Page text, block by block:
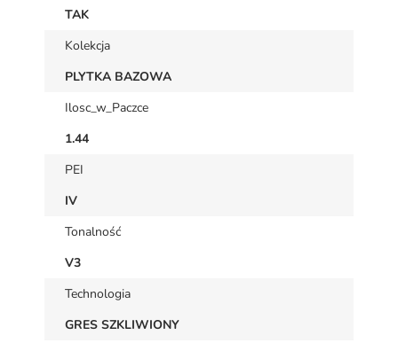
TAK
Kolekcja
PLYTKA BAZOWA
Ilosc_w_Paczce
1.44
PEI
IV
Tonalność
V3
Technologia
GRES SZKLIWIONY